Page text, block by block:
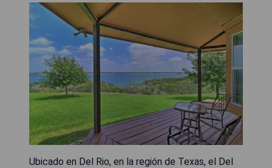
Ubicado en Del Rio, en la región de Texas, el Del